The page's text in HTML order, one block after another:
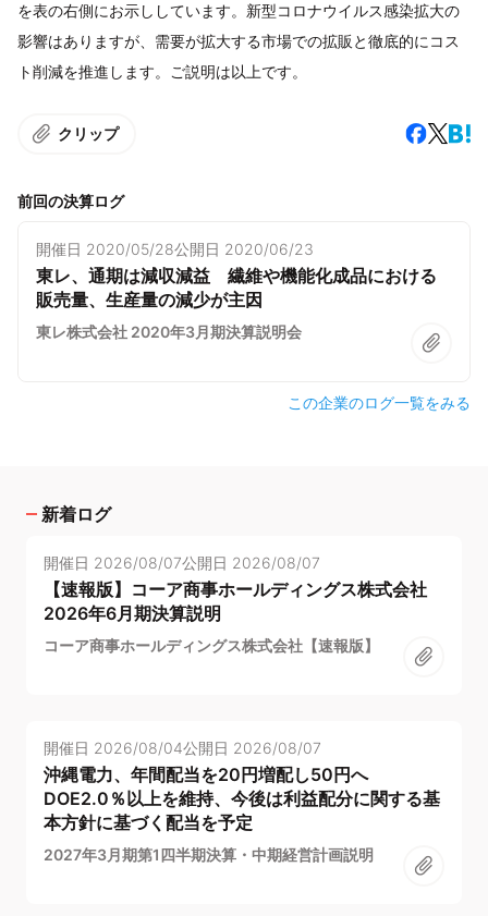
を表の右側にお示ししています。新型コロナウイルス感染拡大の
影響はありますが、需要が拡大する市場での拡販と徹底的にコス
ト削減を推進します。ご説明は以上です。
クリップ
前回の決算ログ
開催日 2020/05/28公開日 2020/06/23
東レ、通期は減収減益 繊維や機能化成品における
販売量、生産量の減少が主因
東レ株式会社 2020年3月期決算説明会
この企業のログ一覧をみる
新着ログ
開催日 2026/08/07公開日 2026/08/07
【速報版】コーア商事ホールディングス株式会社
2026年6月期決算説明
コーア商事ホールディングス株式会社【速報版】
開催日 2026/08/04公開日 2026/08/07
沖縄電力、年間配当を20円増配し50円へ
DOE2.0％以上を維持、今後は利益配分に関する基
本方針に基づく配当を予定
2027年3月期第1四半期決算・中期経営計画説明